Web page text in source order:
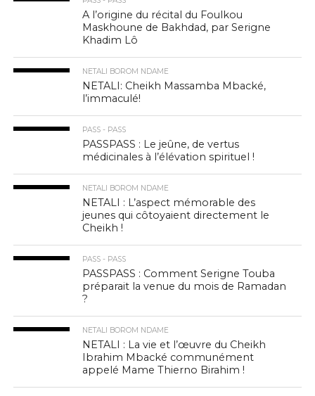
A l’origine du récital du Foulkou
Maskhoune de Bakhdad, par Serigne
Khadim Lô
NETALI BOROM NDAME
NETALI: Cheikh Massamba Mbacké,
l’immaculé!
PASS - PASS
PASSPASS : Le jeûne, de vertus
médicinales à l’élévation spirituel !
NETALI BOROM NDAME
NETALI : L’aspect mémorable des
jeunes qui côtoyaient directement le
Cheikh !
PASS - PASS
PASSPASS : Comment Serigne Touba
préparait la venue du mois de Ramadan
?
NETALI BOROM NDAME
NETALI : La vie et l’œuvre du Cheikh
Ibrahim Mbacké communément
appelé Mame Thierno Birahim !